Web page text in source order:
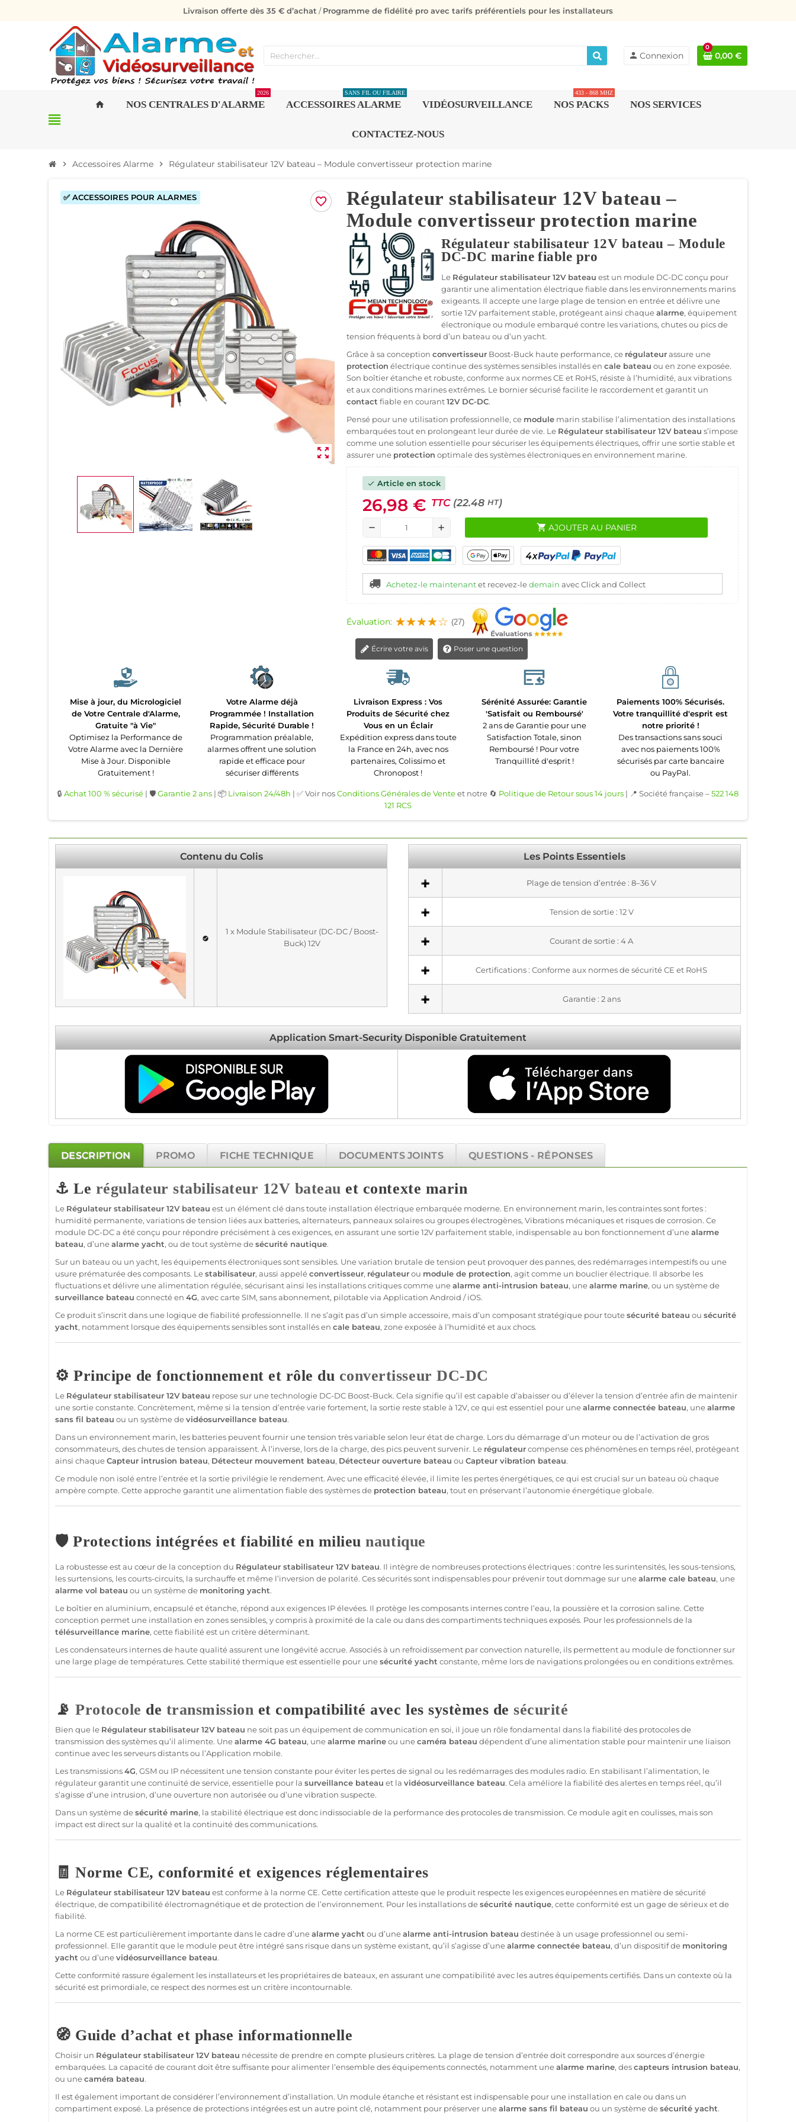
Livraison offerte dès 35 € d’achat /Programme de fidélité pro avec tarifs préférentiels pour les installateurs
person Connexion
0
0,00 €
view_headline
home NOS CENTRALES D'ALARME
2026
ACCESSOIRES ALARME
SANS FIL OU FILAIRE
VIDÉOSURVEILLANCE NOS PACKS
433 - 868 MHZ
NOS SERVICES
CONTACTEZ-NOUS
chevron_right Accessoires Alarme chevron_right Régulateur stabilisateur 12V bateau – Module convertisseur protection marine
favorite_border
zoom_out_map
✅ ACCESSOIRES POUR ALARMES
Régulateur stabilisateur 12V bateau –
Module convertisseur protection marine
Régulateur stabilisateur 12V bateau – Module
DC-DC marine fiable pro
Le Régulateur stabilisateur 12V bateau est un module DC-DC conçu pour
garantir une alimentation électrique fiable dans les environnements marins
exigeants. Il accepte une large plage de tension en entrée et délivre une
sortie 12V parfaitement stable, protégeant ainsi chaquealarme, équipement
électronique ou module embarqué contre les variations, chutes ou pics de
tension fréquents à bord d’un bateau ou d’un yacht.
Grâce à sa conception convertisseurBoost-Buck haute performance, ce régulateurassure une
protection électrique continue des systèmes sensibles installés en cale bateau ou en zone exposée.
Son boîtier étanche et robuste, conforme aux normes CE et RoHS, résiste à l’humidité, aux vibrations
et aux conditions marines extrêmes. Le bornier sécurisé facilite le raccordement et garantit un
contact fiable en courant12V DC-DC.
Pensé pour une utilisation professionnelle, ce modulemarin stabilise l’alimentation des installations
embarquées tout en prolongeant leur durée de vie. Le Régulateur stabilisateur 12V bateau s’impose
comme une solution essentielle pour sécuriser les équipements électriques, offrir une sortie stable et
assurer une protection optimale des systèmes électroniques en environnement marine.
check Article en stock
26,98 € TTC (22.48 HT)
remove add shopping_cart AJOUTER AU PANIER
Achetez-le maintenantet recevez-ledemain avec Click and Collect
Évaluation: (27)
Écrire votre avis Poser une question
Mise à jour, du Micrologiciel
de Votre Centrale d'Alarme,
Gratuite "à Vie"
Optimisez la Performance de
Votre Alarme avec la Dernière
Mise à Jour. Disponible
Gratuitement !
Votre Alarme déjà
Programmée ! Installation
Rapide, Sécurité Durable !
Programmation préalable,
alarmes offrent une solution
rapide et efficace pour
sécuriser différents
Livraison Express : Vos
Produits de Sécurité chez
Vous en un Éclair
Expédition express dans toute
la France en 24h, avec nos
partenaires, Colissimo et
Chronopost !
Sérénité Assurée: Garantie
'Satisfait ou Remboursé'
2 ans de Garantie pour une
Satisfaction Totale, sinon
Remboursé ! Pour votre
Tranquillité d'esprit !
Paiements 100% Sécurisés.
Votre tranquillité d'esprit est
notre priorité !
Des transactions sans souci
avec nos paiements 100%
sécurisés par carte bancaire
ou PayPal.
🔒 Achat 100 % sécurisé | 🛡️Garantie 2 ans | 📦 Livraison 24/48h | ✅ Voir nosConditions Générales de Venteet notre 🔄 Politique de Retour sous 14 jours | 📍 Société française –522 148
121 RCS
Contenu du Colis
1 x Module Stabilisateur (DC-DC / Boost-
Buck) 12V
Les Points Essentiels
Plage de tension d’entrée : 8–36 V
Tension de sortie : 12 V
Courant de sortie : 4 A
Certifications : Conforme aux normes de sécurité CE et RoHS
Garantie : 2 ans
Application Smart-Security Disponible Gratuitement
DESCRIPTION PROMO FICHE TECHNIQUE DOCUMENTS JOINTS QUESTIONS - RÉPONSES
⚓ Le régulateur stabilisateur 12V bateau et contexte marin
Le Régulateur stabilisateur 12V bateau est un élément clé dans toute installation électrique embarquée moderne. En environnement marin, les contraintes sont fortes :
humidité permanente, variations de tension liées aux batteries, alternateurs, panneaux solaires ou groupes électrogènes, Vibrations mécaniques et risques de corrosion. Ce
module DC-DCa été conçu pour répondre précisément à ces exigences, en assurant unesortie12V parfaitement stable, indispensable au bon fonctionnement d’unealarme
bateau, d’unealarme yacht, ou de toutsystèmedesécurité nautique.
Sur un bateau ou un yacht, les équipements électroniques sont sensibles. Une variation brutale de tension peut provoquer des pannes, des redémarrages intempestifs ou une
usure prématurée des composants. Lestabilisateur, aussi appeléconvertisseur, régulateurou module de protection, agit comme un bouclier électrique. Il absorbe les
fluctuations et délivre unealimentation régulée, sécurisant ainsi les installations critiques comme unealarme anti-intrusion bateau, unealarme marine, ou un systèmede
surveillance bateau connectéen 4G, aveccarte SIM, sans abonnement, pilotable via Application Android /iOS.
Ce produit s’inscrit dans une logique de fiabilité professionnelle. Il ne s’agit pas d’un simple accessoire, mais d’un composant stratégique pour toutesécurité bateau ou sécurité
yacht, notamment lorsque des équipements sensibles sont installés en cale bateau, zone exposée à l’humidité et aux chocs.
⚙️ Principe de fonctionnement et rôle du convertisseur DC-DC
Le Régulateur stabilisateur 12V bateau repose sur une technologie DC-DC Boost-Buck. Cela signifie qu’il est capable d’abaisser ou d’élever la tension d’entrée afin de maintenir
unesortieconstante. Concrètement, même si la tension d’entrée varie fortement, la sortie reste stable à 12V, ce qui est essentiel pour unealarme connectée bateau, unealarme
sans fil bateau ou un systèmedevidéosurveillance bateau.
Dans un environnement marin, les batteries peuvent fournir une tension très variable selon leur état de charge. Lors du démarrage d’un moteur ou de l’activation de gros
consommateurs, des chutes de tension apparaissent. À l’inverse, lors de la charge, des pics peuvent survenir. Le régulateurcompense ces phénomènes en temps réel, protégeant
ainsi chaqueCapteur intrusion bateau, Détecteur mouvement bateau, Détecteur ouverture bateau ou Capteur vibration bateau.
Ce module non isolé entre l’entrée et la sortie privilégie le rendement. Avec une efficacité élevée, il limite les pertes énergétiques, ce qui est crucial sur un bateau où chaque
ampère compte. Cette approche garantit unealimentation fiabledes systèmes de protection bateau, tout en préservant l’autonomie énergétique globale.
🛡️ Protections intégrées et fiabilité en milieunautique
La robustesse est au cœur de la conception du Régulateur stabilisateur 12V bateau. Il intègre de nombreuses protections électriques : contre les surintensités, les sous-tensions,
les surtensions, les courts-circuits, la surchauffe et même l’inversion de polarité. Ces sécurités sont indispensables pour prévenir tout dommage sur unealarme cale bateau, une
alarme vol bateau ou un systèmede monitoring yacht.
Le boîtier en aluminium, encapsulé et étanche, répond aux exigences IP élevées. Il protège les composants internes contre l’eau, la poussière et la corrosion saline. Cette
conception permet une installation en zones sensibles, y compris à proximité de la cale ou dans des compartiments techniques exposés. Pour les professionnels de la
télésurveillance marine, cette fiabilité est un critère déterminant.
Les condensateurs internes de haute qualité assurent une longévité accrue. Associés à un refroidissement par convection naturelle, ils permettent au modulede fonctionner sur
une large plage de températures. Cette stabilité thermique est essentielle pour unesécurité yacht constante, même lors de navigations prolongées ou en conditions extrêmes.
📡Protocole de transmission et compatibilité avec les systèmes desécurité
Bien que le Régulateur stabilisateur 12V bateau ne soit pas un équipement de communication en soi, il joue un rôle fondamental dans la fiabilité des protocoles de
transmission des systèmes qu’il alimente. Unealarme 4G bateau, unealarme marineou unecaméra bateau dépendent d’unealimentation stable pour maintenir une liaison
continue avec les serveurs distants ou l’Application mobile.
Les transmissions4G, GSM ou IP nécessitent une tension constante pour éviter les pertes de signal ou les redémarrages des modules radio. En stabilisant l’alimentation, le
régulateurgarantit une continuité de service, essentielle pour la surveillance bateau et la vidéosurveillance bateau. Cela améliore la fiabilité des alertes en temps réel, qu’il
s’agisse d’une intrusion, d’une ouverture non autorisée ou d’une vibration suspecte.
Dans un systèmedesécurité marine, la stabilité électrique est donc indissociable de la performance des protocoles detransmission. Ce moduleagit en coulisses, mais son
impact est direct sur la qualité et la continuité des communications.
🧾 Norme CE, conformité et exigences réglementaires
Le Régulateur stabilisateur 12V bateau est conforme à la norme CE. Cette certification atteste que le produit respecte les exigences européennes en matière desécurité
électrique, de compatibilité électromagnétique et de protection de l’environnement. Pour les installations desécurité nautique, cette conformité est un gage de sérieux et de
fiabilité.
La norme CE est particulièrement importante dans le cadre d’unealarme yacht ou d’unealarme anti-intrusion bateau destinée à un usage professionnel ou semi-
professionnel. Elle garantit que le module peut être intégré sans risque dans un systèmeexistant, qu’il s’agisse d’unealarme connectée bateau, d’un dispositif de monitoring
yacht ou d’unevidéosurveillance bateau.
Cette conformité rassure également les installateurs et les propriétaires de bateaux, en assurant une compatibilité avec les autres équipements certifiés. Dans un contexte où la
sécuritéest primordiale, ce respect des normes est un critère incontournable.
🧭 Guide d’achat et phase informationnelle
Choisir un Régulateur stabilisateur 12V bateau nécessite de prendre en compte plusieurs critères. La plage de tension d’entrée doit correspondre aux sources d’énergie
embarquées. La capacité de courant doit être suffisante pour alimenter l’ensemble des équipements connectés, notamment unealarme marine, descapteurs intrusion bateau,
ou unecaméra bateau.
Il est également important de considérer l’environnement d’installation. Un moduleétanche et résistant est indispensable pour une installation en cale ou dans un
compartiment exposé. La présencede protections intégrées est un autre point clé, notamment pour préserver unealarme sans fil bateau ou un systèmedesécurité yacht.